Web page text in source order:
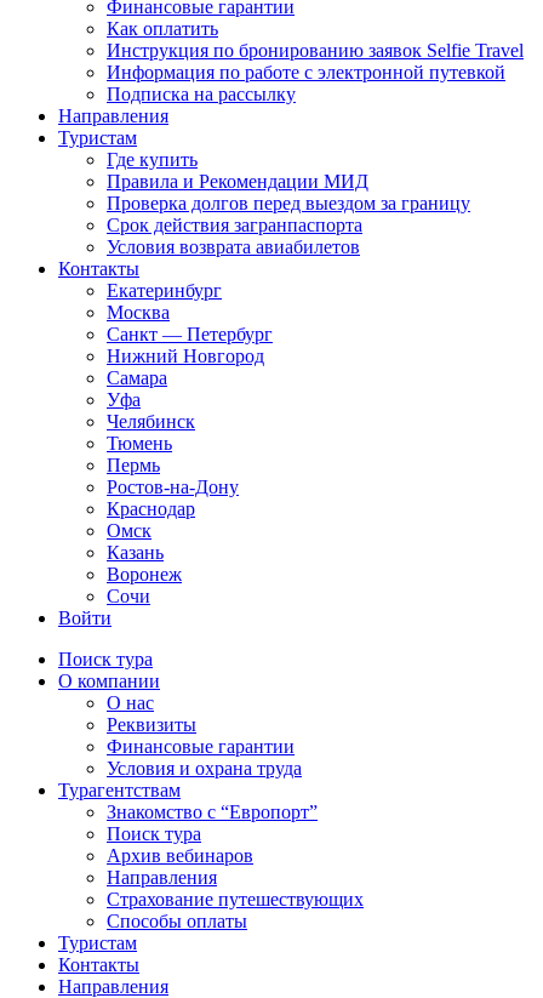
Финансовые гарантии
Как оплатить
Инструкция по бронированию заявок Selfie Travel
Информация по работе с электронной путевкой
Подписка на рассылку
Направления
Туристам
Где купить
Правила и Рекомендации МИД
Проверка долгов перед выездом за границу
Срок действия загранпаспорта
Условия возврата авиабилетов
Контакты
Екатеринбург
Москва
Санкт — Петербург
Нижний Новгород
Самара
Уфа
Челябинск
Тюмень
Пермь
Ростов-на-Дону
Краснодар
Омск
Казань
Воронеж
Сочи
Войти
Поиск тура
О компании
О нас
Реквизиты
Финансовые гарантии
Условия и охрана труда
Турагентствам
Знакомство с “Европорт”
Поиск тура
Архив вебинаров
Направления
Страхование путешествующих
Способы оплаты
Туристам
Контакты
Направления